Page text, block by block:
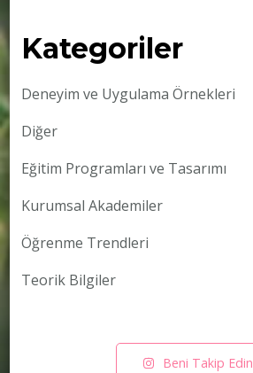
Kategoriler
Deneyim ve Uygulama Örnekleri
Diğer
Eğitim Programları ve Tasarımı
Kurumsal Akademiler
Öğrenme Trendleri
Teorik Bilgiler
Beni Takip Edin